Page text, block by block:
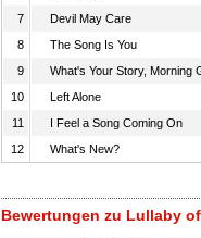
7
Devil May Care
8
The Song Is You
9
What's Your Story, Morning
10
Left Alone
11
I Feel a Song Coming On
12
What's New?
Bewertungen zu Lullaby